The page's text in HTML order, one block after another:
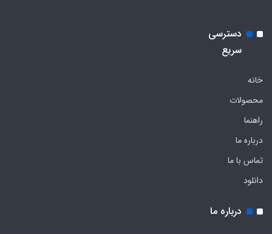
دسترسی
سریع
خانه
محصولات
راهنما
درباره ما
تماس با ما
دانلود
درباره ما